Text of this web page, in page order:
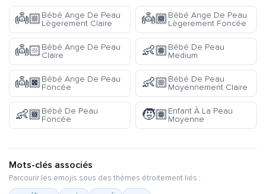
👼🏼Bébé Ange De Peau
Lègerement Claire
👼🏾Bébé Ange De Peau
Lègerement Foncée
👼🏻Bébé Ange De Peau
Claire
👶🏽Bébé De Peau
Medium
👼🏿Bébé Ange De Peau
Foncée
👶🏼Bébé De Peau
Moyennement Claire
👶🏾Bébé De Peau
Foncée
🧒🏽Enfant À La Peau
Moyenne
Mots-clés associés
Parcourir les emojis sous des thèmes étroitement liés :